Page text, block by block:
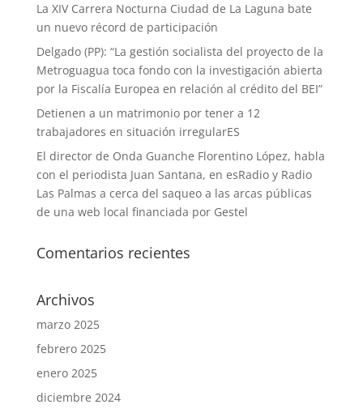
La XIV Carrera Nocturna Ciudad de La Laguna bate
un nuevo récord de participación
Delgado (PP): “La gestión socialista del proyecto de la
Metroguagua toca fondo con la investigación abierta
por la Fiscalía Europea en relación al crédito del BEI”
Detienen a un matrimonio por tener a 12
trabajadores en situación irregularES
El director de Onda Guanche Florentino López, habla
con el periodista Juan Santana, en esRadio y Radio
Las Palmas a cerca del saqueo a las arcas públicas
de una web local financiada por Gestel
Comentarios recientes
Archivos
marzo 2025
febrero 2025
enero 2025
diciembre 2024